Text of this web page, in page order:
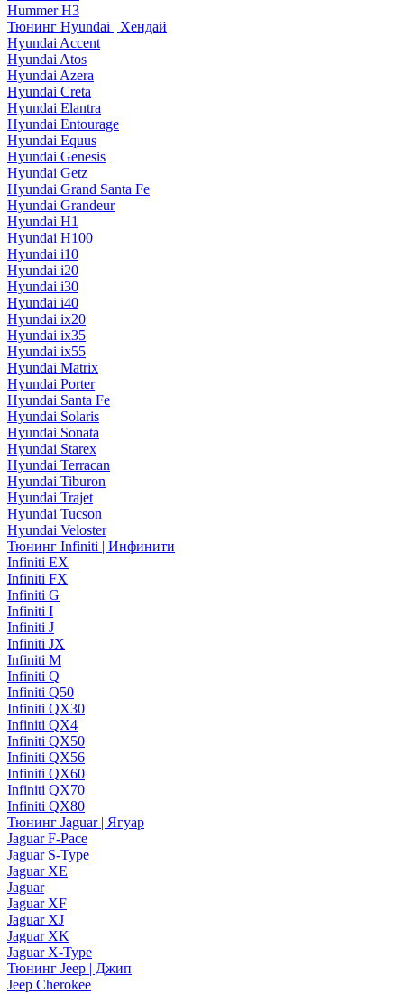
Hummer H3
Тюнинг Hyundai | Хендай
Hyundai Accent
Hyundai Atos
Hyundai Azera
Hyundai Creta
Hyundai Elantra
Hyundai Entourage
Hyundai Equus
Hyundai Genesis
Hyundai Getz
Hyundai Grand Santa Fe
Hyundai Grandeur
Hyundai H1
Hyundai H100
Hyundai i10
Hyundai i20
Hyundai i30
Hyundai i40
Hyundai ix20
Hyundai ix35
Hyundai ix55
Hyundai Matrix
Hyundai Porter
Hyundai Santa Fe
Hyundai Solaris
Hyundai Sonata
Hyundai Starex
Hyundai Terracan
Hyundai Tiburon
Hyundai Trajet
Hyundai Tucson
Hyundai Veloster
Тюнинг Infiniti | Инфинити
Infiniti EX
Infiniti FX
Infiniti G
Infiniti I
Infiniti J
Infiniti JX
Infiniti M
Infiniti Q
Infiniti Q50
Infiniti QX30
Infiniti QX4
Infiniti QX50
Infiniti QX56
Infiniti QX60
Infiniti QX70
Infiniti QX80
Тюнинг Jaguar | Ягуар
Jaguar F-Pace
Jaguar S-Type
Jaguar XE
Jaguar
Jaguar XF
Jaguar XJ
Jaguar XK
Jaguar X-Type
Тюнинг Jeep | Джип
Jeep Cherokee